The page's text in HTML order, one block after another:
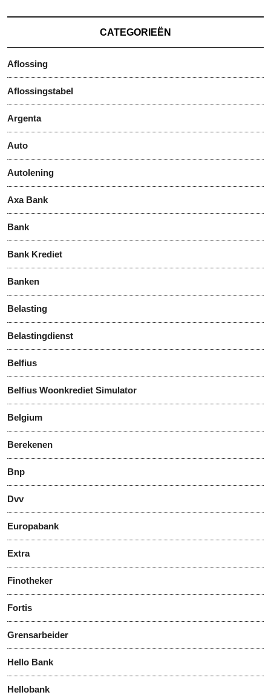
CATEGORIEËN
Aflossing
Aflossingstabel
Argenta
Auto
Autolening
Axa Bank
Bank
Bank Krediet
Banken
Belasting
Belastingdienst
Belfius
Belfius Woonkrediet Simulator
Belgium
Berekenen
Bnp
Dvv
Europabank
Extra
Finotheker
Fortis
Grensarbeider
Hello Bank
Hellobank